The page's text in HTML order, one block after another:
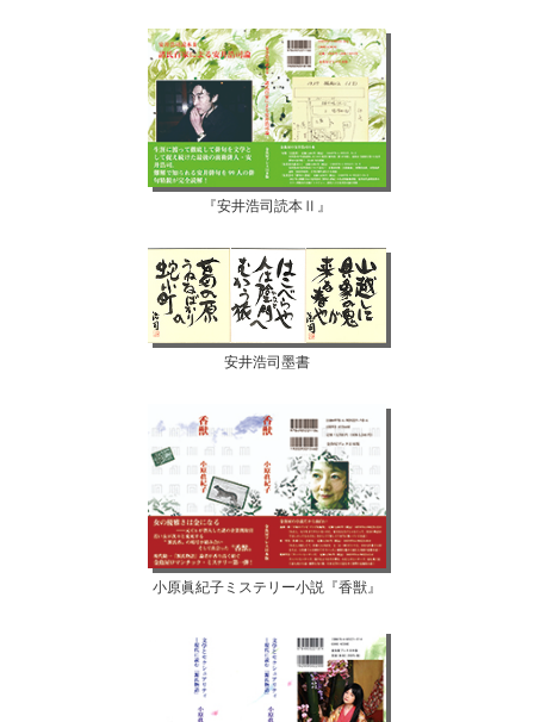
『安井浩司読本Ⅱ』
安井浩司墨書
小原眞紀子ミステリー小説『香獣』